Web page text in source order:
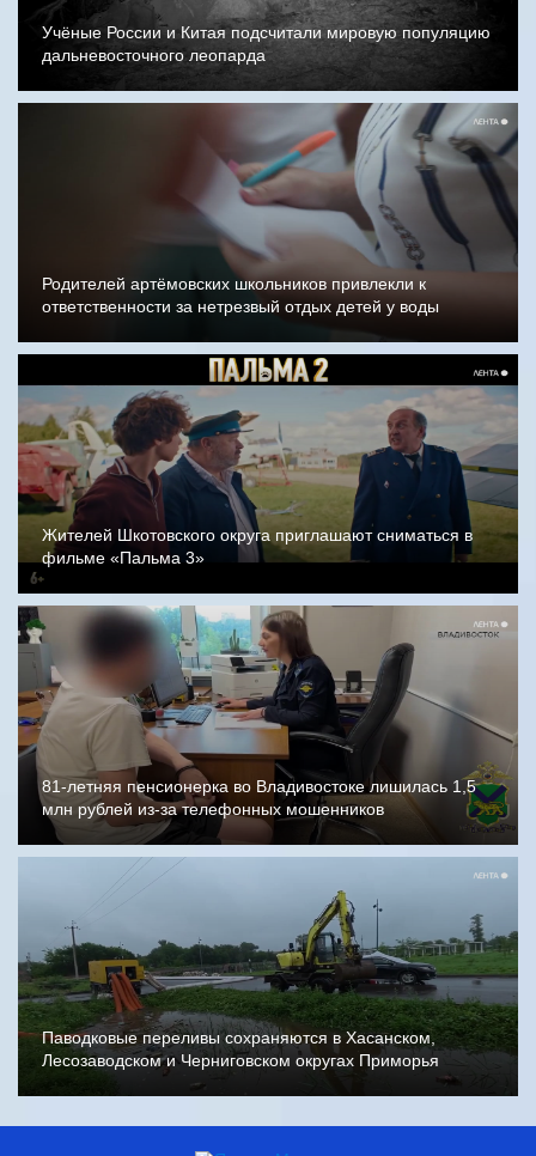
Учёные России и Китая подсчитали мировую популяцию
дальневосточного леопарда
Родителей артёмовских школьников привлекли к
ответственности за нетрезвый отдых детей у воды
Жителей Шкотовского округа приглашают сниматься в
фильме «Пальма 3»
81-летняя пенсионерка во Владивостоке лишилась 1,5
млн рублей из-за телефонных мошенников
Паводковые переливы сохраняются в Хасанском,
Лесозаводском и Черниговском округах Приморья